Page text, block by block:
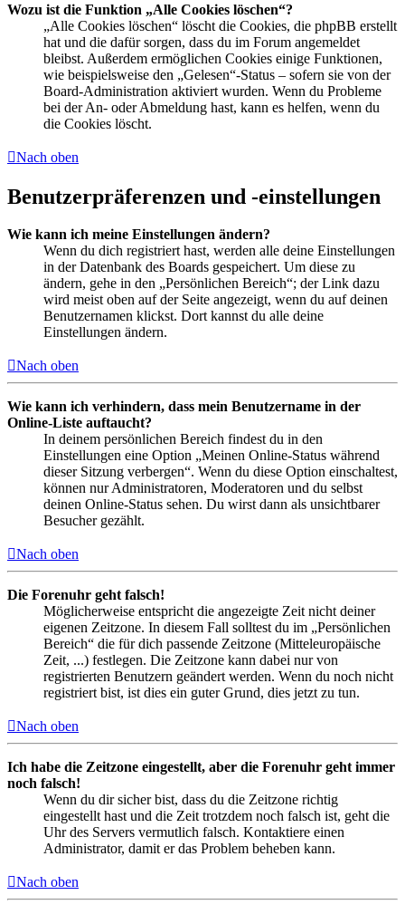
Wozu ist die Funktion „Alle Cookies löschen“?
„Alle Cookies löschen“ löscht die Cookies, die phpBB erstellt
hat und die dafür sorgen, dass du im Forum angemeldet
bleibst. Außerdem ermöglichen Cookies einige Funktionen,
wie beispielsweise den „Gelesen“-Status – sofern sie von der
Board-Administration aktiviert wurden. Wenn du Probleme
bei der An- oder Abmeldung hast, kann es helfen, wenn du
die Cookies löscht.
Nach oben
Benutzerpräferenzen und -einstellungen
Wie kann ich meine Einstellungen ändern?
Wenn du dich registriert hast, werden alle deine Einstellungen
in der Datenbank des Boards gespeichert. Um diese zu
ändern, gehe in den „Persönlichen Bereich“; der Link dazu
wird meist oben auf der Seite angezeigt, wenn du auf deinen
Benutzernamen klickst. Dort kannst du alle deine
Einstellungen ändern.
Nach oben
Wie kann ich verhindern, dass mein Benutzername in der
Online-Liste auftaucht?
In deinem persönlichen Bereich findest du in den
Einstellungen eine Option „Meinen Online-Status während
dieser Sitzung verbergen“. Wenn du diese Option einschaltest,
können nur Administratoren, Moderatoren und du selbst
deinen Online-Status sehen. Du wirst dann als unsichtbarer
Besucher gezählt.
Nach oben
Die Forenuhr geht falsch!
Möglicherweise entspricht die angezeigte Zeit nicht deiner
eigenen Zeitzone. In diesem Fall solltest du im „Persönlichen
Bereich“ die für dich passende Zeitzone (Mitteleuropäische
Zeit, ...) festlegen. Die Zeitzone kann dabei nur von
registrierten Benutzern geändert werden. Wenn du noch nicht
registriert bist, ist dies ein guter Grund, dies jetzt zu tun.
Nach oben
Ich habe die Zeitzone eingestellt, aber die Forenuhr geht immer
noch falsch!
Wenn du dir sicher bist, dass du die Zeitzone richtig
eingestellt hast und die Zeit trotzdem noch falsch ist, geht die
Uhr des Servers vermutlich falsch. Kontaktiere einen
Administrator, damit er das Problem beheben kann.
Nach oben